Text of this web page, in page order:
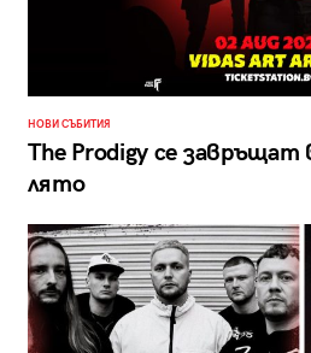
НОВИ СЪБИТИЯ
The Prodigy се
лято